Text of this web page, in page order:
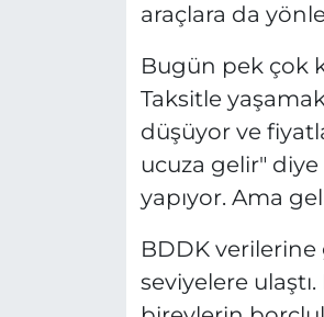
araçlara da
Bugün pek çok
Taksitle
düşüyor ve
ucuza gelir"
yapıyor. Ama
BDDK
seviyelere